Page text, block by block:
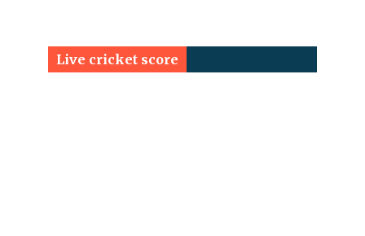
Live cricket score